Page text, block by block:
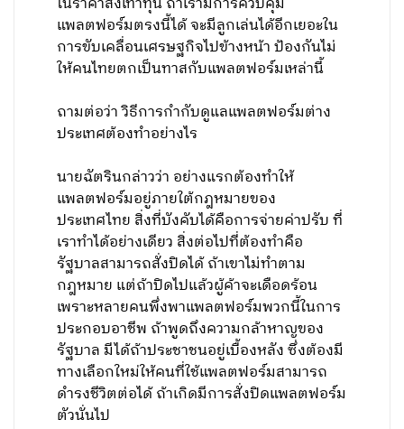
แพลตฟอร์มตรงนี้ได้ จะมีลูกเล่นได้อีกเยอะใน
การขับเคลื่อนเศรษฐกิจไปข้างหน้า ป้องกันไม่
ให้คนไทยตกเป็นทาสกับแพลตฟอร์มเหล่านี้
ถามต่อว่า วิธีการกำกับดูแลแพลตฟอร์มต่าง
ประเทศต้องทำอย่างไร
นายฉัตรินกล่าวว่า อย่างแรกต้องทำให้
แพลตฟอร์มอยู่ภายใต้กฎหมายของ
ประเทศไทย สิ่งที่บังคับได้คือการจ่ายค่าปรับ ที่
เราทำได้อย่างเดียว สิ่งต่อไปที่ต้องทำคือ
รัฐบาลสามารถสั่งปิดได้ ถ้าเขาไม่ทำตาม
กฎหมาย แต่ถ้าปิดไปแล้วผู้ค้าจะเดือดร้อน
เพราะหลายคนพึ่งพาแพลตฟอร์มพวกนี้ในการ
ประกอบอาชีพ ถ้าพูดถึงความกล้าหาญของ
รัฐบาล มีได้ถ้าประชาชนอยู่เบื้องหลัง ซึ่งต้องมี
ทางเลือกใหม่ให้คนที่ใช้แพลตฟอร์มสามารถ
ดำรงชีวิตต่อได้ ถ้าเกิดมีการสั่งปิดแพลตฟอร์ม
ตัวนั่นไป